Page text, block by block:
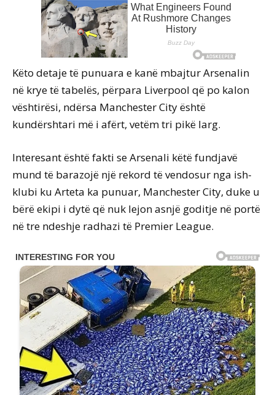
Këto detaje të punuara e kanë mbajtur Arsenalin
në krye të tabelës, përpara Liverpool që po kalon
vështirësi, ndërsa Manchester City është
kundërshtari më i afërt, vetëm tri pikë larg.
Interesant është fakti se Arsenali këtë fundjavë
mund të barazojë një rekord të vendosur nga ish-
klubi ku Arteta ka punuar, Manchester City, duke u
bërë ekipi i dytë që nuk lejon asnjë goditje në portë
në tre ndeshje radhazi të Premier League.